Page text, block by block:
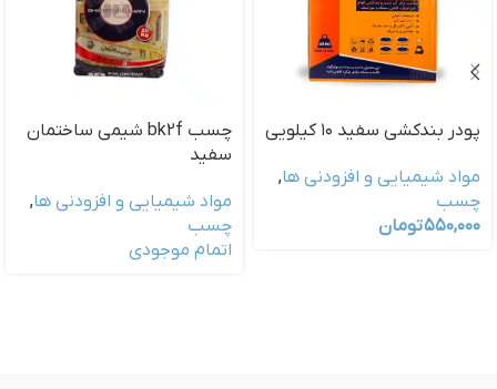
پودر بندكشي سفيد ١٠ كيلويي
مواد شیمیایی و افزودنی ها,
چسب
۵۵۰,۰۰۰تومان
چسب bk2f شيمي ساختمان
سفيد
مواد شیمیایی و افزودنی ها,
چسب
اتمام موجودی